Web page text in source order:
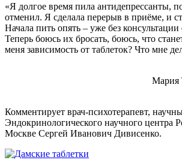
«Я долгое время пила антидепрессанты,
отменил. Я сделала перерыв в приёме, и
Начала пить опять – уже без консультации
Теперь боюсь их бросать, боюсь, что
меня зависимость от таблеток? Что мне
Мария
Комментирует врач-психотерапевт,
Эндокринологического научного центра
Москве Сергей Иванович Дивисенко.